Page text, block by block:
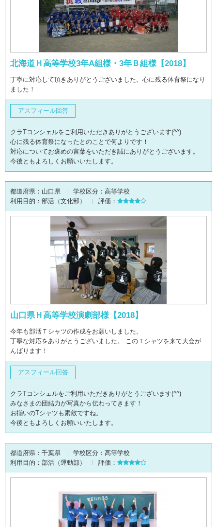
北海道Ｈ高等学校3年A組様・3年Ｂ組様【2018】
丁寧に対応して頂きありがとうございました。心に残る体育祭になり
ました！
アスフィール回答
クラTコンシェルをご利用いただきありがとうございます(^^)
心に残る体育祭になったとのことで何よりです！
対応についてお褒めの言葉をいただき誠にありがとうございます。
今後ともよろしくお願いいたします。
都道府県： 山口県 学校区分： 高等学校
利用目的： 部活（文化部） 評価：
山口県Ｈ高等学校演劇部様【2018】
今年も部活Ｔシャツの作成をお願いしました。
丁寧な対応をありがとうございました。 このＴシャツを来て大会が
んばります！
アスフィール回答
クラTコンシェルをご利用いただきありがとうございます(^^)
みなさまの団結力が写真から伝わってきます！
お揃いのTシャツも素敵ですね。
今後ともよろしくお願いいたします。
都道府県： 千葉県 学校区分： 高等学校
利用目的： 部活（運動部） 評価：